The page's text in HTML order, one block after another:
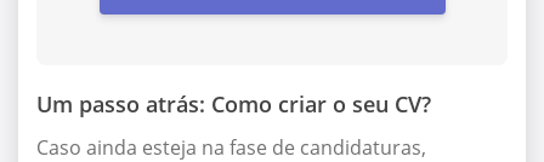
Um passo atrás: Como criar o seu CV?
Caso ainda esteja na fase de candidaturas,